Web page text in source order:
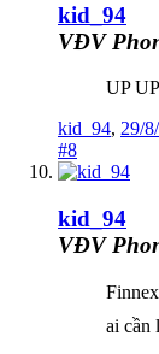
kid_94
VĐV
UP UP
kid_94, 29/
#8
kid_94
VĐV
ai cần